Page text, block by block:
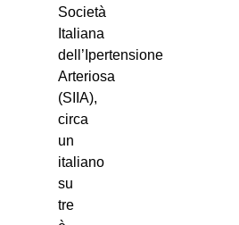
Società
Italiana
dell’Ipertensione
Arteriosa
(SIIA),
circa
un
italiano
su
tre